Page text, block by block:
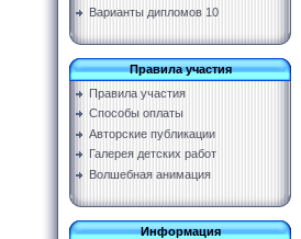
Варианты дипломов 10
Правила участия
Правила участия
Способы оплаты
Авторские публикации
Галерея детских работ
Волшебная анимация
Информация